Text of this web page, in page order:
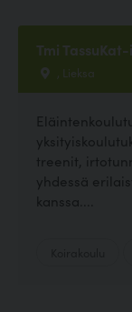
Tmi TassuKat-i
, Lieksa
treenit,
yhdessä
kanssa....